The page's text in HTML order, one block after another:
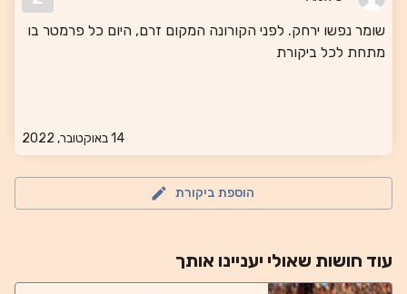
שומר נפשו ירחק. לפני הקורונה המקום זרם, היום כל פרמטר בו
מתחת לכל ביקורת
14 באוקטובר, 2022
הוספת ביקורת
עוד חושות שאולי יעניינו אותך